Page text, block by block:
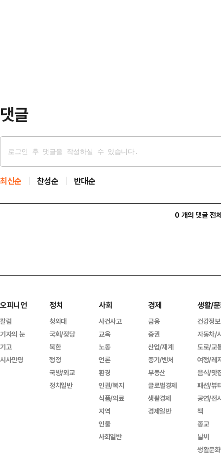
댓글
최신순 찬성순 반대순
0 개의 댓글 전
오피니언
칼럼
기자의 눈
기고
시사만평
정치
청와대
국회/정당
북한
행정
국방/외교
정치일반
사회
사건사고
교육
노동
언론
환경
인권/복지
식품/의료
지역
인물
사회일반
경제
금융
증권
산업/재계
중기/벤처
부동산
글로벌경제
생활경제
경제일반
생활/
건강정보
자동차/
도로/교
여행/레
음식/맛
패션/뷰
공연/전
책
종교
날씨
생활문